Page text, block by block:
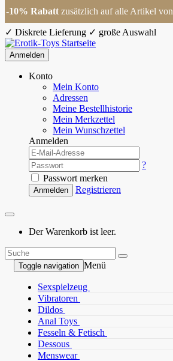
✓ Diskrete Lieferung ✓ große Auswahl
Anmelden
Konto
Mein Konto
Adressen
Meine Bestellhistorie
Mein Merkzettel
Mein Wunschzettel
Anmelden
?
Passwort merken
Anmelden Registrieren
Der Warenkorb ist leer.
Toggle navigation Menü
Sexspielzeug
Vibratoren
Dildos
Anal Toys
Fesseln & Fetisch
Dessous
Menswear
-10% Rabatt zusätzlich auf alle Artikel von